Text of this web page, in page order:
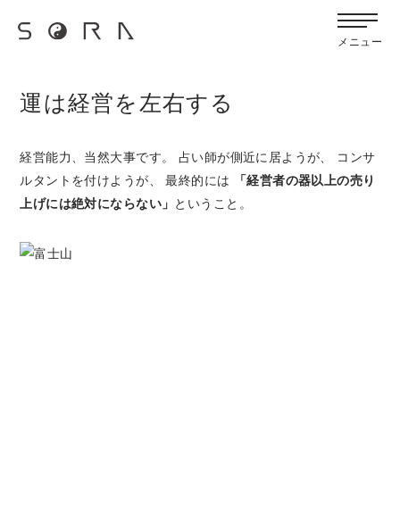
メニュー
宙SORAのブログ
運は経営を左右する
経営能力、当然大事です。 占い師が側近に居ようが、 コンサ
ルタントを付けようが、 最終的には
「経営者の器以上の売り
上げには絶対にならない」 ということ。